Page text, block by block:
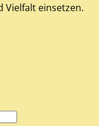
Vielfalt einsetzen.